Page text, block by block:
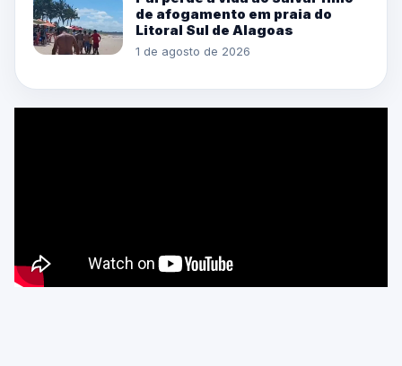
de afogamento em praia do
Litoral Sul de Alagoas
1 de agosto de 2026